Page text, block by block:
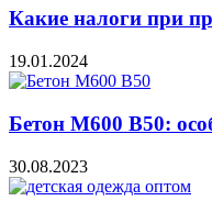
Какие налоги при
19.01.2024
Бетон М600 В50:
30.08.2023